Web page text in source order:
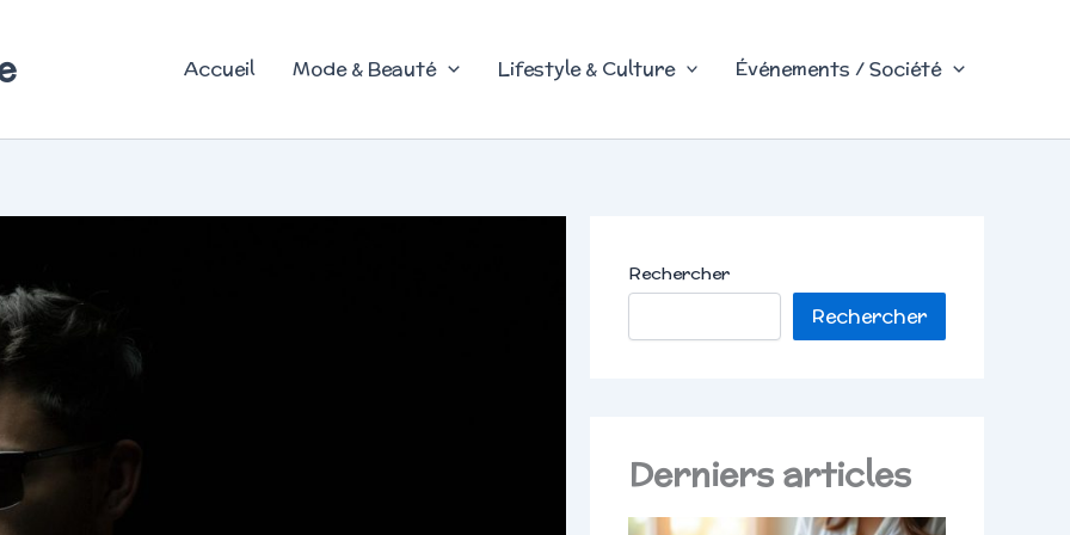
Accueil Mode & Beauté Lifestyle & Culture Événements / Société
Rechercher
Rechercher
Derniers articles